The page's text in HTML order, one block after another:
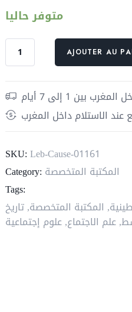
متوفر حاليا
quantité
؛
أربعة
آلاف
في
التربية
والتعليم
AJOUTER AU
بين 1 إلى 7 أيام
عند الاستلام داخل المغرب
SKU: Leb-Cause-01161
Category: المكتبة المتخصصة
Tags:
, المكتبة المتخصصة,تاريخ
,علم الاجتماع,علوم إجتماعية